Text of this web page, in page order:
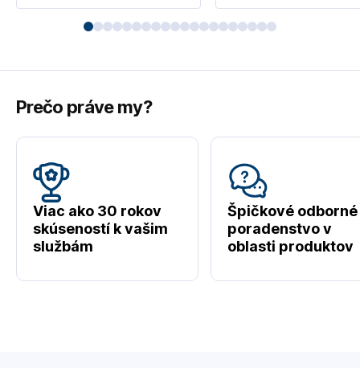
Prečo práve my?
Viac ako 30 rokov
skúseností k vašim
službám
Špičkové odborné
poradenstvo v
oblasti produktov